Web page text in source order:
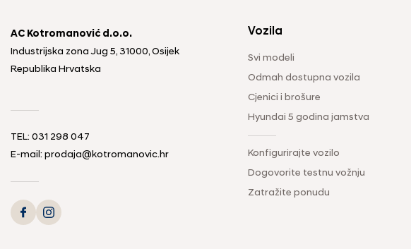
AC Kotromanović d.o.o.
Industrijska zona Jug 5, 31000, Osijek
Republika Hrvatska
TEL: 031 298 047
E-mail: prodaja@kotromanovic.hr
Vozila
Svi modeli
Odmah dostupna vozila
Cjenici i brošure
Hyundai 5 godina jamstva
Konfigurirajte vozilo
Dogovorite testnu vožnju
Zatražite ponudu